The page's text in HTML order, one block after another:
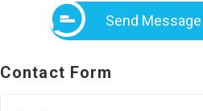
Send Message
Contact Form